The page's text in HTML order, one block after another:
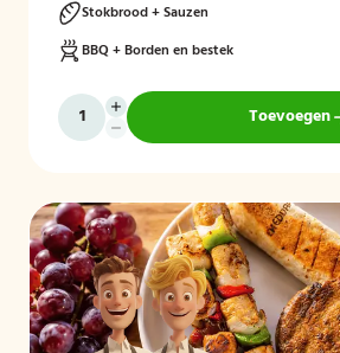
Stokbrood + Sauzen
BBQ + Borden en bestek
Toevoegen